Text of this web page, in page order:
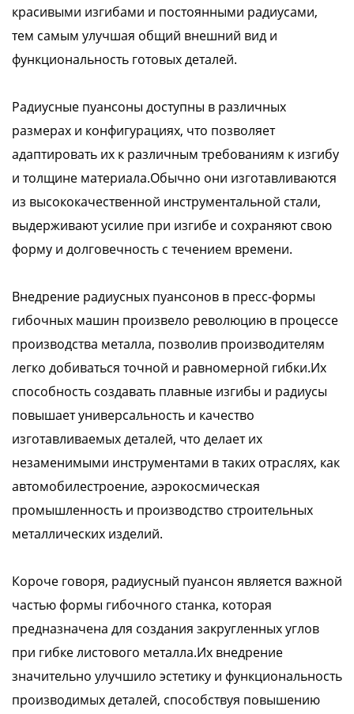
красивыми изгибами и постоянными радиусами,
тем самым улучшая общий внешний вид и
функциональность готовых деталей.
Радиусные пуансоны доступны в различных
размерах и конфигурациях, что позволяет
адаптировать их к различным требованиям к изгибу
и толщине материала.Обычно они изготавливаются
из высококачественной инструментальной стали,
выдерживают усилие при изгибе и сохраняют свою
форму и долговечность с течением времени.
Внедрение радиусных пуансонов в пресс-формы
гибочных машин произвело революцию в процессе
производства металла, позволив производителям
легко добиваться точной и равномерной гибки.Их
способность создавать плавные изгибы и радиусы
повышает универсальность и качество
изготавливаемых деталей, что делает их
незаменимыми инструментами в таких отраслях, как
автомобилестроение, аэрокосмическая
промышленность и производство строительных
металлических изделий.
Короче говоря, радиусный пуансон является важной
частью формы гибочного станка, которая
предназначена для создания закругленных углов
при гибке листового металла.Их внедрение
значительно улучшило эстетику и функциональность
производимых деталей, способствуя повышению